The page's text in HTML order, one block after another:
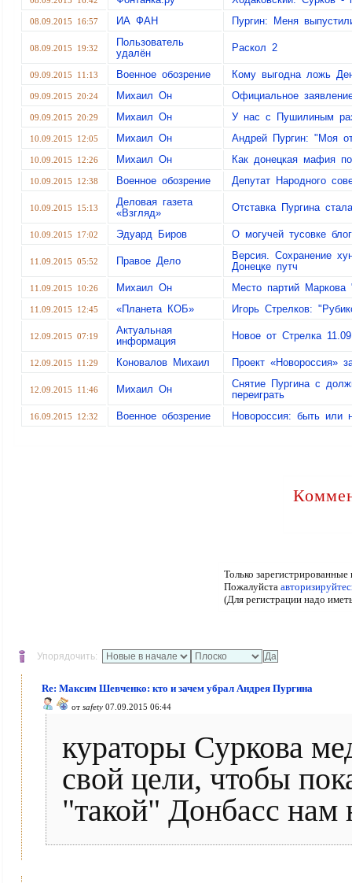
08.09.2015 16:57 ИА ФАН Пургин: Меня
08.09.2015 19:32
Пользователь
удалён
Раскол 2
09.09.2015 11:13 Военное обозрение Кому выгодна ложь
09.09.2015 20:24 Михаил Он Официальное
09.09.2015 20:29 Михаил Он У нас с Пушилиным
10.09.2015 12:05 Михаил Он Андрей Пургин: "Моя
10.09.2015 12:26 Михаил Он Как донецкая мафия
10.09.2015 12:38 Военное обозрение Депутат Народного
10.09.2015 15:13
Деловая газета
«Взгляд»
Отставка Пургина
10.09.2015 17:02 Эдуард Биров О могучей тусовке
11.09.2015 05:52 Правое Дело
Версия. Сохранение
Донецке путч
11.09.2015 10:26 Михаил Он Место партий
11.09.2015 12:45 «Планета КОБ» Игорь Стрелков:
12.09.2015 07:19
Актуальная
информация
Новое от Стрелка
12.09.2015 11:29 Коновалов Михаил Проект «Новороссия»
12.09.2015 11:46 Михаил Он
Снятие Пургина с
переиграть
16.09.2015 12:32 Военное обозрение Новороссия: быть или
Только зарегистрированные
Пожалуйста
(Для регистрации надо
Упорядочить:
Re: Максим Шевченко: кто и зачем убрал Андрея Пургина
от safety 07.09.2015 06:44
кураторы Суркова
свой цели, чтобы
"такой" Донбасс нам